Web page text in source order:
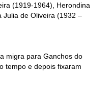
(1919-1964), Herondina
Julia de Oliveira (1932 –
migra para Ganchos do
tempo e depois fixaram